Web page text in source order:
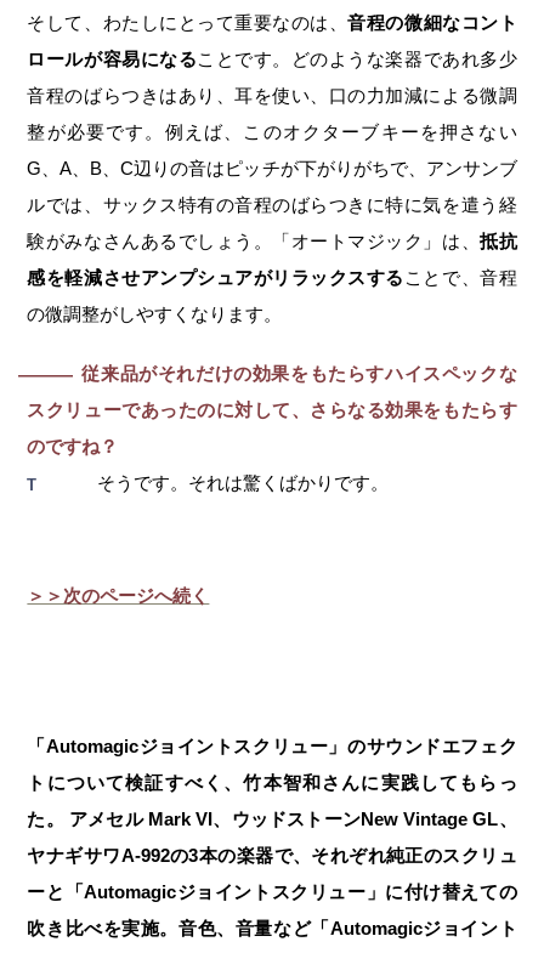
そして、わたしにとって重要なのは、音程の微細なコント
ロールが容易になることです。どのような楽器であれ多少
音程のばらつきはあり、耳を使い、口の力加減による微調
整が必要です。例えば、このオクターブキーを押さない
G、A、B、C辺りの音はピッチが下がりがちで、アンサンブ
ルでは、サックス特有の音程のばらつきに特に気を遣う経
験がみなさんあるでしょう。「オートマジック」は、抵抗
感を軽減させアンプシュアがリラックスする ことで、音程
の微調整がしやすくなります。
― 従来品がそれだけの効果をもたらすハイスペックな
スクリューであったのに対して、さらなる効果をもたらす
のですね？
T そうです。それは驚くばかりです。
＞＞次のページへ続く
「Automagicジョイントスクリュー」のサウンドエフェク
トについて検証すべく、竹本智和さんに実践してもらっ
た。 アメセル Mark VI、ウッドストーンNew Vintage GL、
ヤナギサワA-992の3本の楽器で、それぞれ純正のスクリュ
ーと「Automagicジョイントスクリュー」に付け替えての
吹き比べを実施。音色、音量など「Automagicジョイント